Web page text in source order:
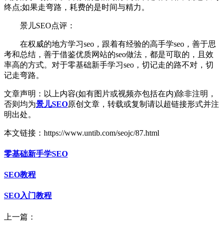
终点;如果走弯路，耗费的是时间与精力。
景儿SEO点评：
在权威的地方学习seo，跟着有经验的高手学seo，善于思
考和总结，善于借鉴优质网站的seo做法，都是可取的，且效
率高的方式。对于零基础新手学习seo，切记走的路不对，切
记走弯路。
文章声明：以上内容(如有图片或视频亦包括在内)除非注明，
否则均为景儿SEO原创文章，转载或复制请以超链接形式并注
明出处。
本文链接：https://www.untib.com/seojc/87.html
零基础新手学SEO
SEO教程
SEO入门教程
上一篇：